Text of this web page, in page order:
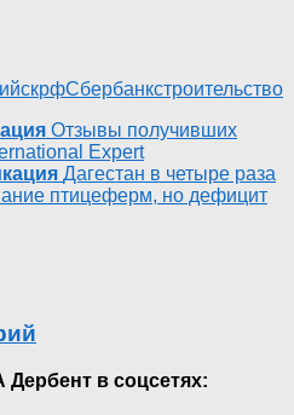
рфСбербанкстроительство
Отзывы получивших
Expert
Дагестан в четыре раза
птицеферм, но дефицит
в соцсетях: